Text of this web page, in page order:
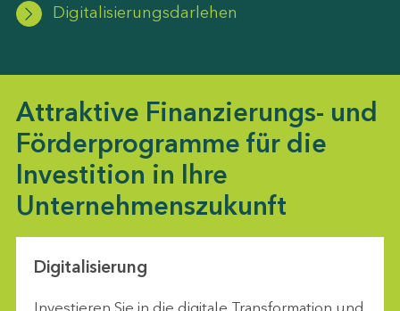
Digitalisierungsdarlehen
Attraktive Finanzierungs- und
Förderprogramme für die
Investition in Ihre
Unternehmenszukunft
Digitalisierung
Investieren Sie in die digitale Transformation und